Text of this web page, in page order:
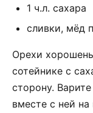
1 ч.л. сахара
сливки, мёд
Орехи
сотейнике с
сторону.
вместе с ней на